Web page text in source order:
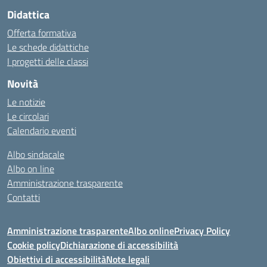
Didattica
Offerta formativa
Le schede didattiche
I progetti delle classi
Novità
Le notizie
Le circolari
Calendario eventi
Albo sindacale
Albo on line
Amministrazione trasparente
Contatti
Amministrazione trasparenteAlbo onlinePrivacy Policy
Cookie policyDichiarazione di accessibilità
Obiettivi di accessibilitàNote legali